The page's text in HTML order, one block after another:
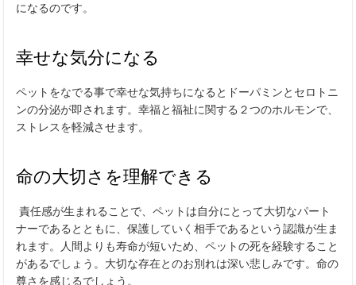
になるのです。
幸せな気分になる
ペットをなでる事で幸せな気持ちになるとドーパミンとセロトニ
ンの分泌が即されます。幸福と福祉に関する２つのホルモンで、
ストレスを軽減させます。
命の大切さを理解できる
責任感が生まれることで、ペットは自分にとって大切なパート
ナーであるとともに、保護していく相手であるという認識が生ま
れます。人間よりも寿命が短いため、ペットの死を経験すること
があるでしょう。大切な存在とのお別れは深い悲しみです。命の
尊さを感じるでしょう。